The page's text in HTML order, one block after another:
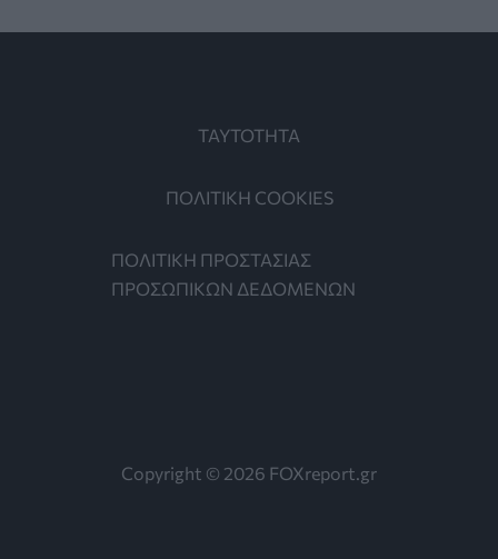
ΤΑΥΤΟΤΗΤΑ
ΠΟΛΙΤΙΚΗ COOKIES
ΠΟΛΙΤΙΚΗ ΠΡΟΣΤΑΣΙΑΣ
ΠΡΟΣΩΠΙΚΩΝ ΔΕΔΟΜΕΝΩΝ
Copyright © 2026 FOXreport.gr